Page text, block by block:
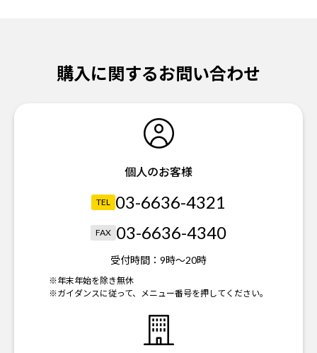
購入に関するお問い合わせ
個人のお客様
TEL 03-6636-4321
FAX 03-6636-4340
受付時間： 9時～20時
※年末年始を除き無休
※ガイダンスに従って、メニュー番号を押してください。